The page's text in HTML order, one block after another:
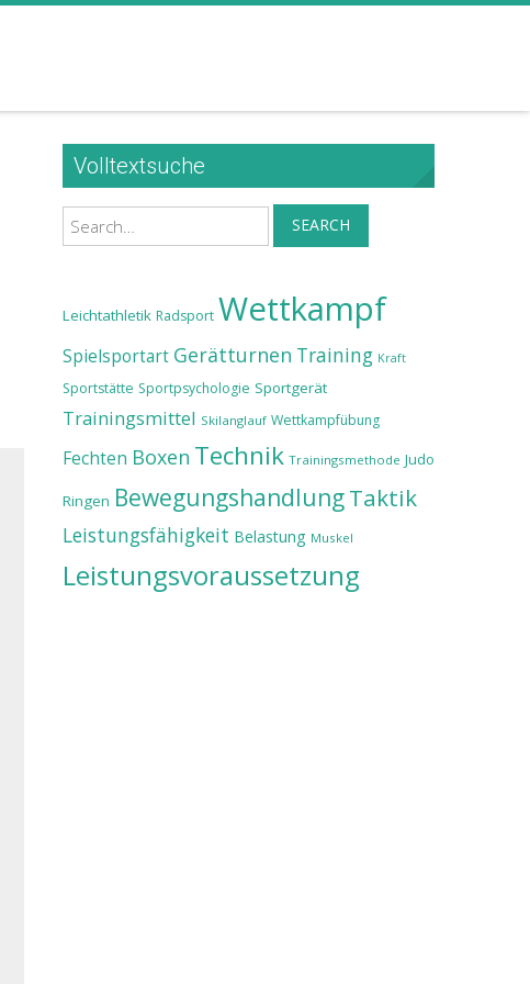
Volltextsuche
Search SEARCH
Leichtathletik Radsport Wettkampf
Spielsportart Gerätturnen Training Kraft
Sportstätte Sportpsychologie Sportgerät
Trainingsmittel Skilanglauf Wettkampfübung
Fechten Boxen Technik Trainingsmethode Judo
Ringen BewegungshandlungTaktik
Leistungsfähigkeit Belastung Muskel
Leistungsvoraussetzung